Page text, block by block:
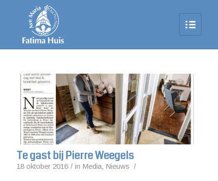
Te gast bij Pierre Weegels
18 oktober 2016 / in Media, Nieuws /